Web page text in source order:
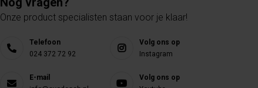
Onze product specialisten staan voor je klaar!
Telefoon
024 372 72 92
E-mail
Volg ons op
Instagram
Volg ons op